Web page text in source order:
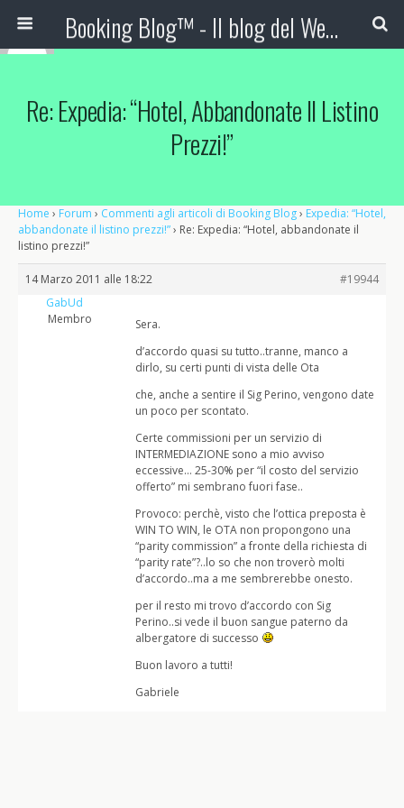
Booking Blog™ - Il blog del Web Marketing Turistico
Re: Expedia: “Hotel, Abbandonate Il Listino
Prezzi!”
Home › Forum › Commenti agli articoli di Booking Blog› Expedia: “Hotel,
abbandonate il listino prezzi!”› Re: Expedia: “Hotel, abbandonate il
listino prezzi!”
14 Marzo 2011 alle 18:22
#19944
GabUd
Membro
Sera.
d’accordo quasi su tutto..tranne, manco a
dirlo, su certi punti di vista delle Ota
che, anche a sentire il Sig Perino, vengono date
un poco per scontato.
Certe commissioni per un servizio di
INTERMEDIAZIONE sono a mio avviso
eccessive… 25-30% per “il costo del servizio
offerto” mi sembrano fuori fase..
Provoco: perchè, visto che l’ottica preposta è
WIN TO WIN, le OTA non propongono una
“parity commission” a fronte della richiesta di
“parity rate”?..lo so che non troverò molti
d’accordo..ma a me sembrerebbe onesto.
per il resto mi trovo d’accordo con Sig
Perino..si vede il buon sangue paterno da
albergatore di successo
Buon lavoro a tutti!
Gabriele